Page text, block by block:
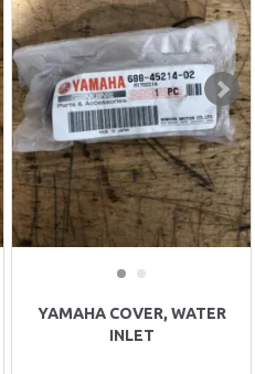
YAMAHA COVER, WATER
INLET